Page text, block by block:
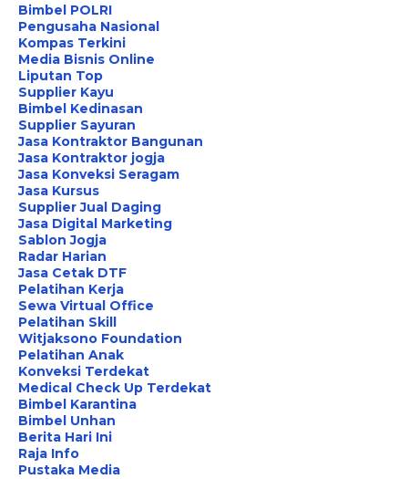
Bimbel POLRI
Pengusaha Nasional
Kompas Terkini
Media Bisnis Online
Liputan Top
Supplier Kayu
Bimbel Kedinasan
Supplier Sayuran
Jasa Kontraktor Bangunan
Jasa Kontraktor jogja
Jasa Konveksi Seragam
Jasa Kursus
Supplier Jual Daging
Jasa Digital Marketing
Sablon Jogja
Radar Harian
Jasa Cetak DTF
Pelatihan Kerja
Sewa Virtual Office
Pelatihan Skill
Witjaksono Foundation
Pelatihan Anak
Konveksi Terdekat
Medical Check Up Terdekat
Bimbel Karantina
Bimbel Unhan
Berita Hari Ini
Raja Info
Pustaka Media